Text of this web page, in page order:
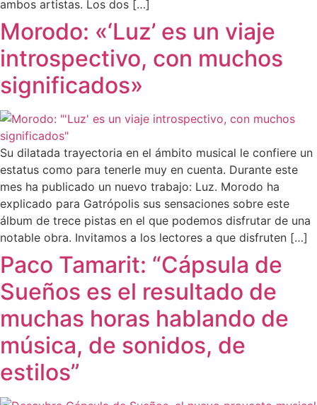
ambos artistas. Los dos […]
Morodo: «‘Luz’ es un viaje
introspectivo, con muchos
significados»
Su dilatada trayectoria en el ámbito musical le confiere un
estatus como para tenerle muy en cuenta. Durante este
mes ha publicado un nuevo trabajo: Luz. Morodo ha
explicado para Gatrópolis sus sensaciones sobre este
álbum de trece pistas en el que podemos disfrutar de una
notable obra. Invitamos a los lectores a que disfruten […]
Paco Tamarit: “Cápsula de
Sueños es el resultado de
muchas horas hablando de
música, de sonidos, de
estilos”